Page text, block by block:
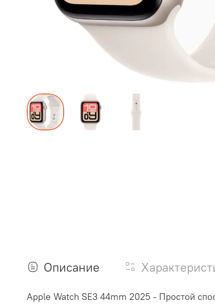
Описание
Apple Watch SE3 44mm 2025 - Простой